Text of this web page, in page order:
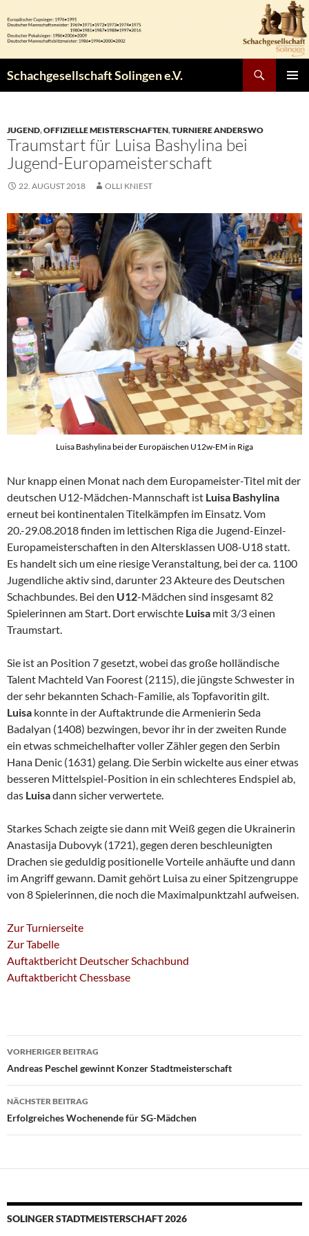
Inhalt
springen
Schachgesellschaft Solingen e.V.
JUGEND,OFFIZIELLE MEISTERSCHAFTEN,TURNIERE ANDERSWO
Traumstart für Luisa Bashylina bei
Jugend-Europameisterschaft
22. AUGUST 2018 OLLI KNIEST
Luisa Bashylina bei der Europäischen U12w-EM in Riga
Nur knapp einen Monat nach dem Europameister-Titel mit der
deutschen U12-Mädchen-Mannschaft ist Luisa Bashylina
erneut bei kontinentalen Titelkämpfen im Einsatz. Vom
20.-29.08.2018 finden im lettischen Riga die Jugend-Einzel-
Europameisterschaften in den Altersklassen U08-U18 statt.
Es handelt sich um eine riesige Veranstaltung, bei der ca. 1100
Jugendliche aktiv sind, darunter 23 Akteure des Deutschen
Schachbundes. Bei den U12-Mädchen sind insgesamt 82
Spielerinnen am Start. Dort erwischte Luisa mit 3/3 einen
Traumstart.
Sie ist an Position 7 gesetzt, wobei das große holländische
Talent Machteld Van Foorest (2115), die jüngste Schwester in
der sehr bekannten Schach-Familie, als Topfavoritin gilt.
Luisa konnte in der Auftaktrunde die Armenierin Seda
Badalyan (1408) bezwingen, bevor ihr in der zweiten Runde
ein etwas schmeichelhafter voller Zähler gegen den Serbin
Hana Denic (1631) gelang. Die Serbin wickelte aus einer etwas
besseren Mittelspiel-Position in ein schlechteres Endspiel ab,
das Luisadann sicher verwertete.
Starkes Schach zeigte sie dann mit Weiß gegen die Ukrainerin
Anastasija Dubovyk (1721), gegen deren beschleunigten
Drachen sie geduldig positionelle Vorteile anhäufte und dann
im Angriff gewann. Damit gehört Luisa zu einer Spitzengruppe
von 8 Spielerinnen, die noch die Maximalpunktzahl aufweisen.
Zur Turnierseite
Zur Tabelle
Auftaktbericht Deutscher Schachbund
Auftaktbericht Chessbase
Beitragsnavigation
VORHERIGER BEITRAG
Andreas Peschel gewinnt Konzer Stadtmeisterschaft
NÄCHSTER BEITRAG
Erfolgreiches Wochenende für SG-Mädchen
SOLINGER STADTMEISTERSCHAFT 2026